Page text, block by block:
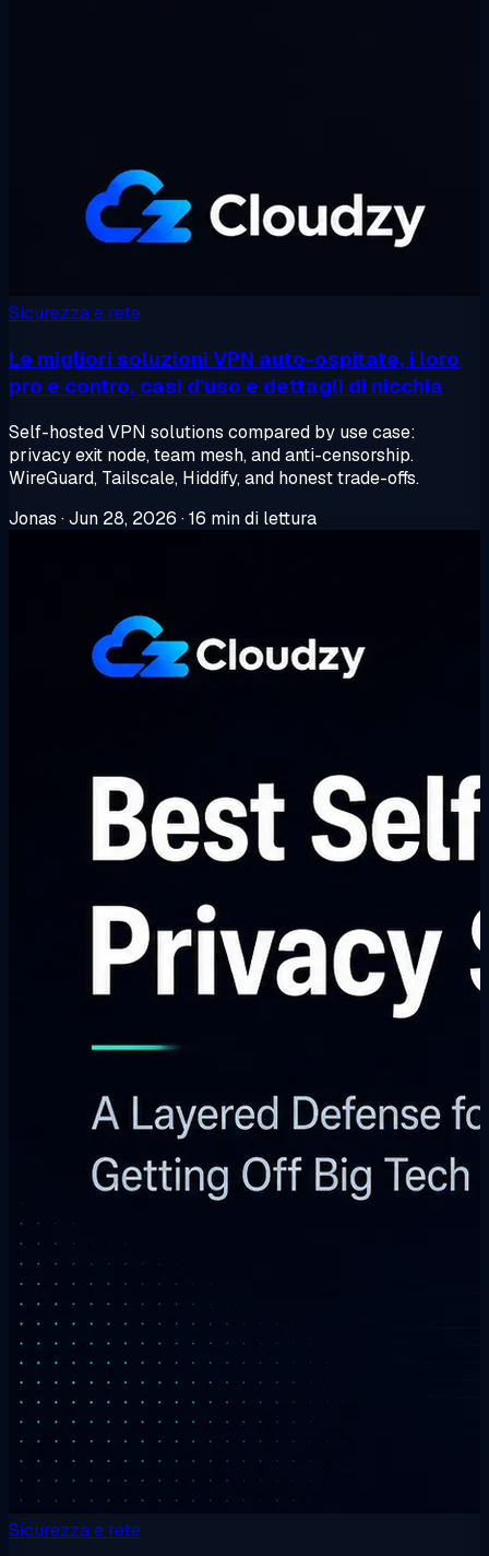
Sicurezza e rete
Le migliori soluzioni VPN auto-ospitate, i loro
pro e contro, casi d'uso e dettagli di nicchia
Self-hosted VPN solutions compared by use case:
privacy exit node, team mesh, and anti-censorship.
WireGuard, Tailscale, Hiddify, and honest trade-offs.
Jonas ·Jun 28, 2026 ·16 min di lettura
Sicurezza e rete